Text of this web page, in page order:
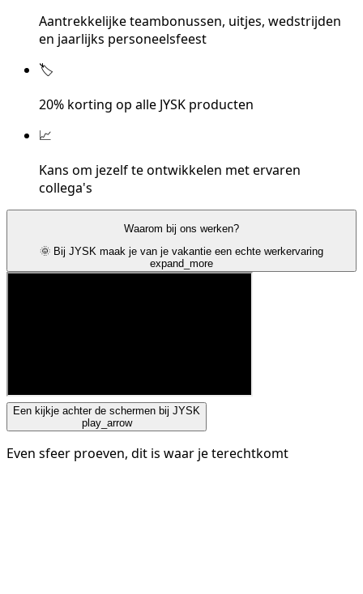
Aantrekkelijke teambonussen, uitjes, wedstrijden
en jaarlijks personeelsfeest
🏷️
20% korting op alle JYSK producten
📈
Kans om jezelf te ontwikkelen met ervaren
collega's
Waarom bij ons werken?
🌞 Bij JYSK maak je van je vakantie een echte werkervaring
expand_more
Een kijkje achter de schermen bij JYSK
play_arrow
Even sfeer proeven, dit is waar je terechtkomt